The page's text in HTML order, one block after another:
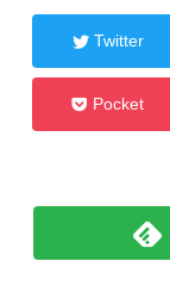
Twitter
Pocket